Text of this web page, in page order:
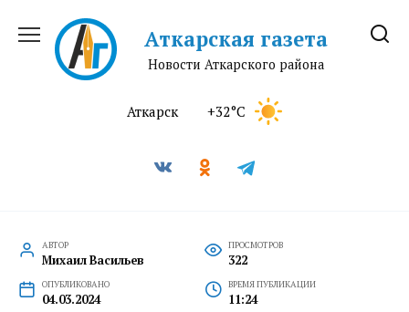
содержанию
Аткарская газета
Новости Аткарского района
Аткарск +32°C
АВТОР
Михаил Васильев
ПРОСМОТРОВ
322
ОПУБЛИКОВАНО
04.03.2024
ВРЕМЯ ПУБЛИКАЦИИ
11:24